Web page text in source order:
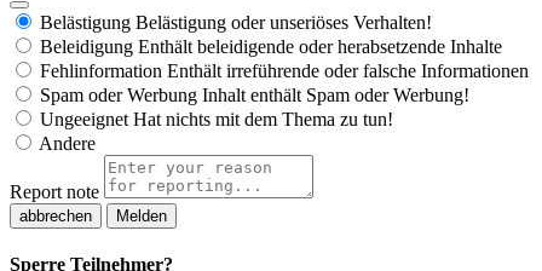
Belästigung Belästigung oder unseriöses Verhalten!
Beleidigung Enthält beleidigende oder herabsetzende Inhalte
Fehlinformation Enthält irreführende oder falsche Informationen
Spam oder Werbung Inhalt enthält Spam oder Werbung!
Ungeeignet Hat nichts mit dem Thema zu tun!
Andere
Report note
Melden
Sperre Teilnehmer?